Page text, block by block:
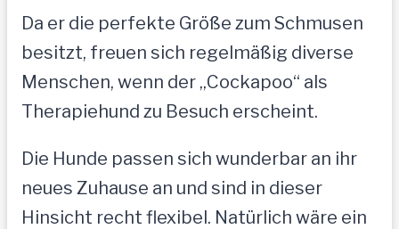
Da er die perfekte Größe zum Schmusen
besitzt, freuen sich regelmäßig diverse
Menschen, wenn der „Cockapoo“ als
Therapiehund zu Besuch erscheint.
Die Hunde passen sich wunderbar an ihr
neues Zuhause an und sind in dieser
Hinsicht recht flexibel. Natürlich wäre ein